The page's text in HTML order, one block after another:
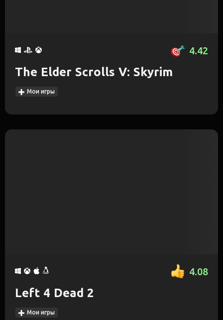
4.42
The Elder Scrolls V: Skyrim
Мои игры
4.08
Left 4 Dead 2
Мои игры